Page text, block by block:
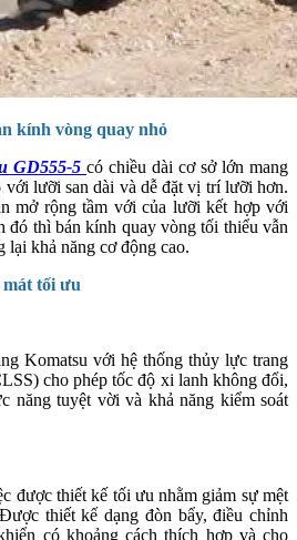
kính vòng quay nhỏ
GD555-5 có chiều dài cơ sở lớn mang
với lưỡi san dài và dễ đặt vị trí lưỡi hơn.
mở rộng tầm với của lưỡi kết hợp với
đó thì bán kính quay vòng tối thiểu vẫn
lại khả năng cơ động cao.
tối ưu
Komatsu với hệ thống thủy lực trang
cho phép tốc độ xi lanh không đổi,
năng tuyệt vời và khả năng kiểm soát
được thiết kế tối ưu nhằm giảm sự mệt
thiết kế dạng đòn bẩy, điều chỉnh
có khoảng cách thích hợp và cho